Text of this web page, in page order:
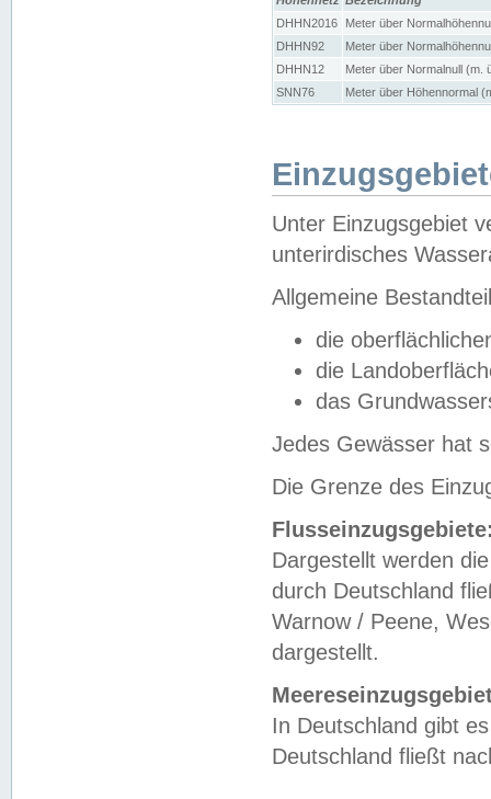
DHHN2016
Meter über
DHHN92
Meter über
DHHN12
Meter über Normalnull (m.
SNN76
Meter über Höhennormal
Unter Einzugsgebiet
unterirdisches
Allgemeine
die
die
das
Jedes Gewässer hat
Die Grenze des
Dargestellt werden
durch Deutschland
Warnow / Peene,
dargestellt.
In Deutschland gibt
Deutschland fließt